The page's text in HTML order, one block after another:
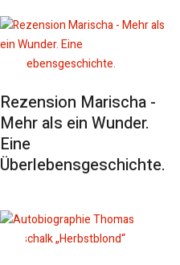
Rezension Marischa -
Mehr als ein Wunder.
Eine
Überlebensgeschichte.